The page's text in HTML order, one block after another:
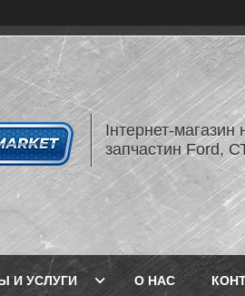
Інтернет-
запчастин Ford,
И УСЛУГИ О НАС